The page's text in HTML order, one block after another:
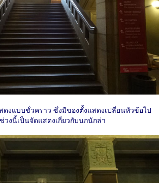
งแบบชั่วคราว ซึ่งมีของตั้งแสดงเปลี่ยนหัวข้อไป
วงนี้เป็นจัดแสดงเกี่ยวกับนกนักล่า